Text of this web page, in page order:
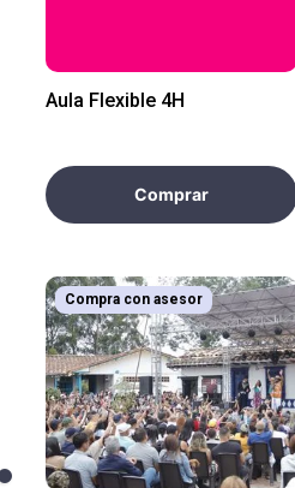
Aula Flexible 4H
Comprar
Compra con asesor